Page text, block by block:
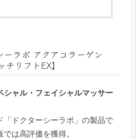
ーラボ アクアコラーゲン
リフトEX】
シャル・フェイシャルマッサー
「ドクターシーラボ」の製品で
は高評価を獲得。